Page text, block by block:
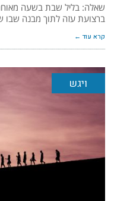
שאלה: בליל שבת בשעה
ברצועת עזה לתוך מבנה שבו
קרא עוד ←
ויגש